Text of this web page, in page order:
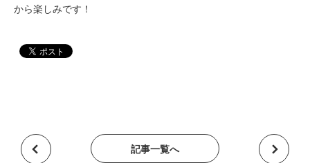
から楽しみです！
記事一覧へ